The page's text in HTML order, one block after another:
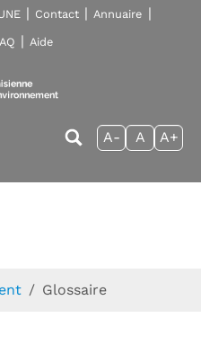
Contact Annuaire
Aide
A- A A+
Glossaire